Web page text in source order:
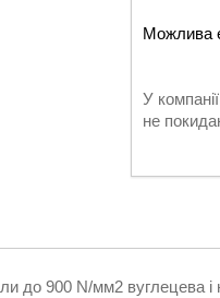
У
не
до 900 N/мм2 вуглецева і